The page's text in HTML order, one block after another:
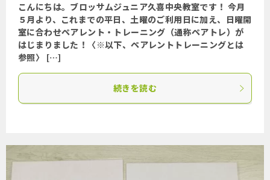
こんにちは。ブロッサムジュニア久喜中央教室です！ 今月
５月より、これまでの平日、土曜のご利用日に加え、日曜開
室に合わせペアレント・トレーニング（通称ペアトレ）が
はじまりました！〈※以下、ペアレントトレーニングとは
参照〉 […]
続きを読む